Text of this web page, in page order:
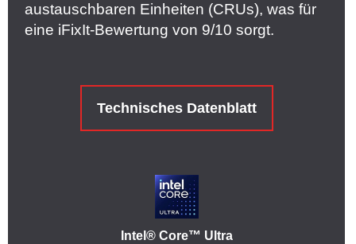
austauschbaren Einheiten (CRUs), was für
eine iFixIt-Bewertung von 9/10 sorgt.
Technisches Datenblatt
Intel® Core™ Ultra